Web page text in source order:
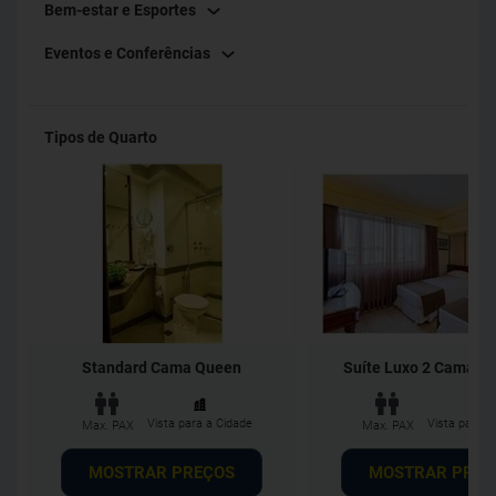
Bem-estar e Esportes
Eventos e Conferências
Tipos de Quarto
Standard Cama Queen
Max. PAX Vista para a Cidade
MOSTRAR PREÇOS
Suíte Luxo 2 Camas
Max. PAX Vista para a
MOSTRAR